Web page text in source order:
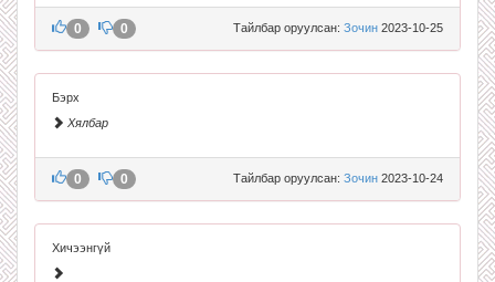
Тайлбар оруулсан: Зочин 2023-10-25
0 0
Бэрх
Хялбар
Тайлбар оруулсан: Зочин 2023-10-24
0 0
Хичээнгүй